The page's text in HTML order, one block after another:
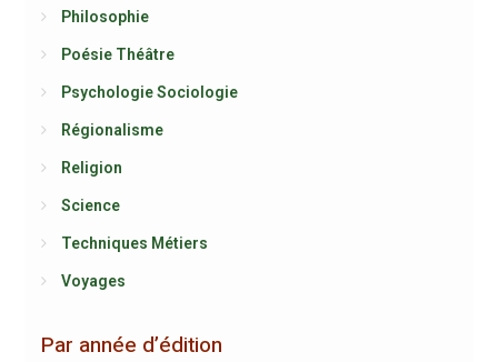
Philosophie
Poésie Théâtre
Psychologie Sociologie
Régionalisme
Religion
Science
Techniques Métiers
Voyages
Par année d’édition